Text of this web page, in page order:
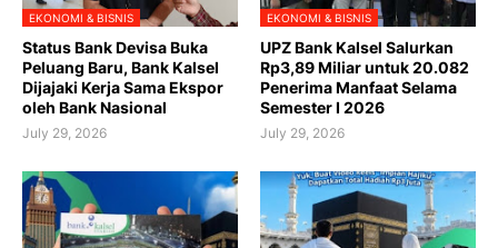
EKONOMI & BISNIS
Status Bank Devisa Buka
Peluang Baru, Bank Kalsel
Dijajaki Kerja Sama Ekspor
oleh Bank Nasional
July 29, 2026
EKONOMI & BISNIS
UPZ Bank Kalsel Salurkan
Rp3,89 Miliar untuk 20.082
Penerima Manfaat Selama
Semester I 2026
July 29, 2026